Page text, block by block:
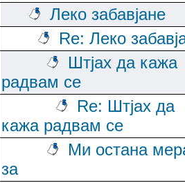
Леко забавјане
Re: Леко
Штјах да кажа
радвам се
Re: Штјах да
кажа радвам се
Ми остана
за